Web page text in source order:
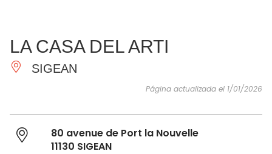
IMPRESCINDIBLES
HACER
INSPIRACIONES
LA CASA DEL ARTI
SIGEAN
Página actualizada el 1/01/2026
80 avenue de Port la Nouvelle
11130 SIGEAN